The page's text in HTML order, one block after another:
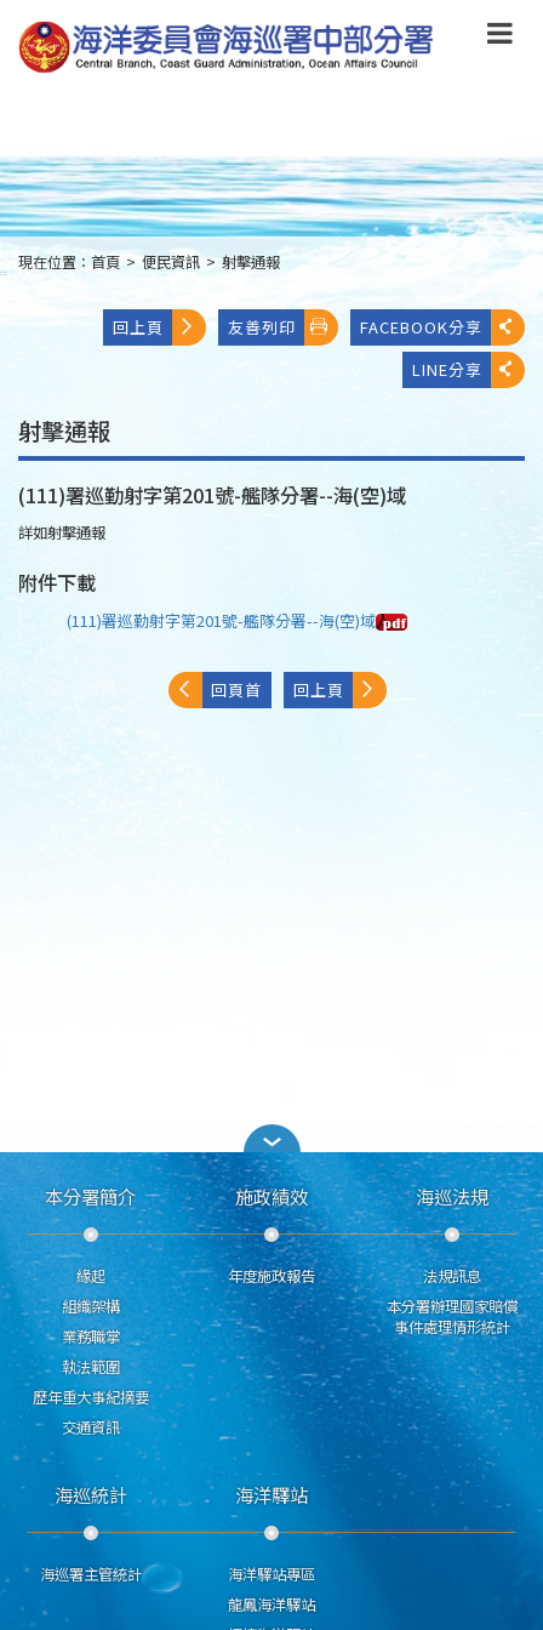
到
主
要
to
main
content
:::
現在位置： 首頁 > 便民資訊 > 射擊通報
回上頁 友善列印
FACEBOOK分享
LINE分享
射擊通報
(111)署巡勤射字第201號-艦隊分署--海(空)域
詳如射擊通報
附件下載
(111)署巡勤射字第201號-艦隊分署--海(空)域
回頁首 回上頁
本分署簡介
緣起
組織架構
業務職掌
執法範圍
歷年重大事紀摘要
交通資訊
施政績效
年度施政報告
海巡法規
法規訊息
本分署辦理國家賠償
事件處理情形統計
海巡統計
海巡署主管統計
海洋驛站
海洋驛站專區
龍鳳海洋驛站